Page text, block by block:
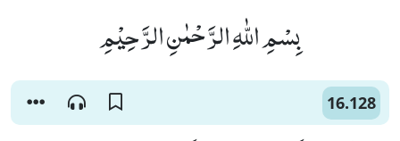
بِسْمِ اللّٰهِ الرَّحْمٰنِ الرَّحِیْمِ
16.128